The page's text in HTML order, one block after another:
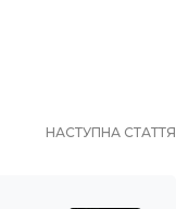
НАСТУПНА СТАТТЯ